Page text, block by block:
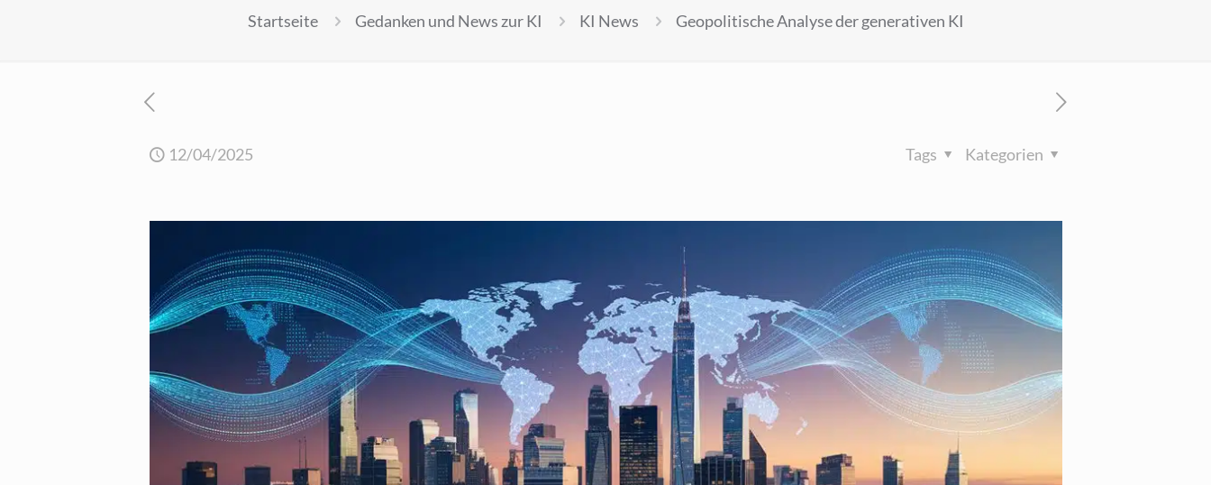
Startseite Gedanken und News zur KI KI News Geopolitische Analyse der generativen KI
12/04/2025 Kategorien
Tags